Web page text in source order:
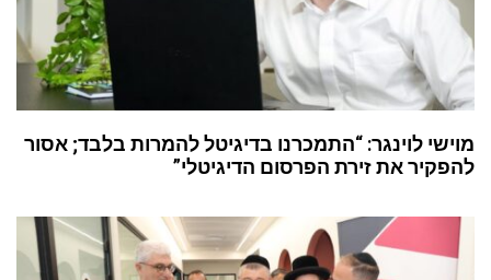
לוינגר: “התמכרנו בדיגיטל להמרות בלבד; אסור
את זירת הפרסום הדיגיטלי”